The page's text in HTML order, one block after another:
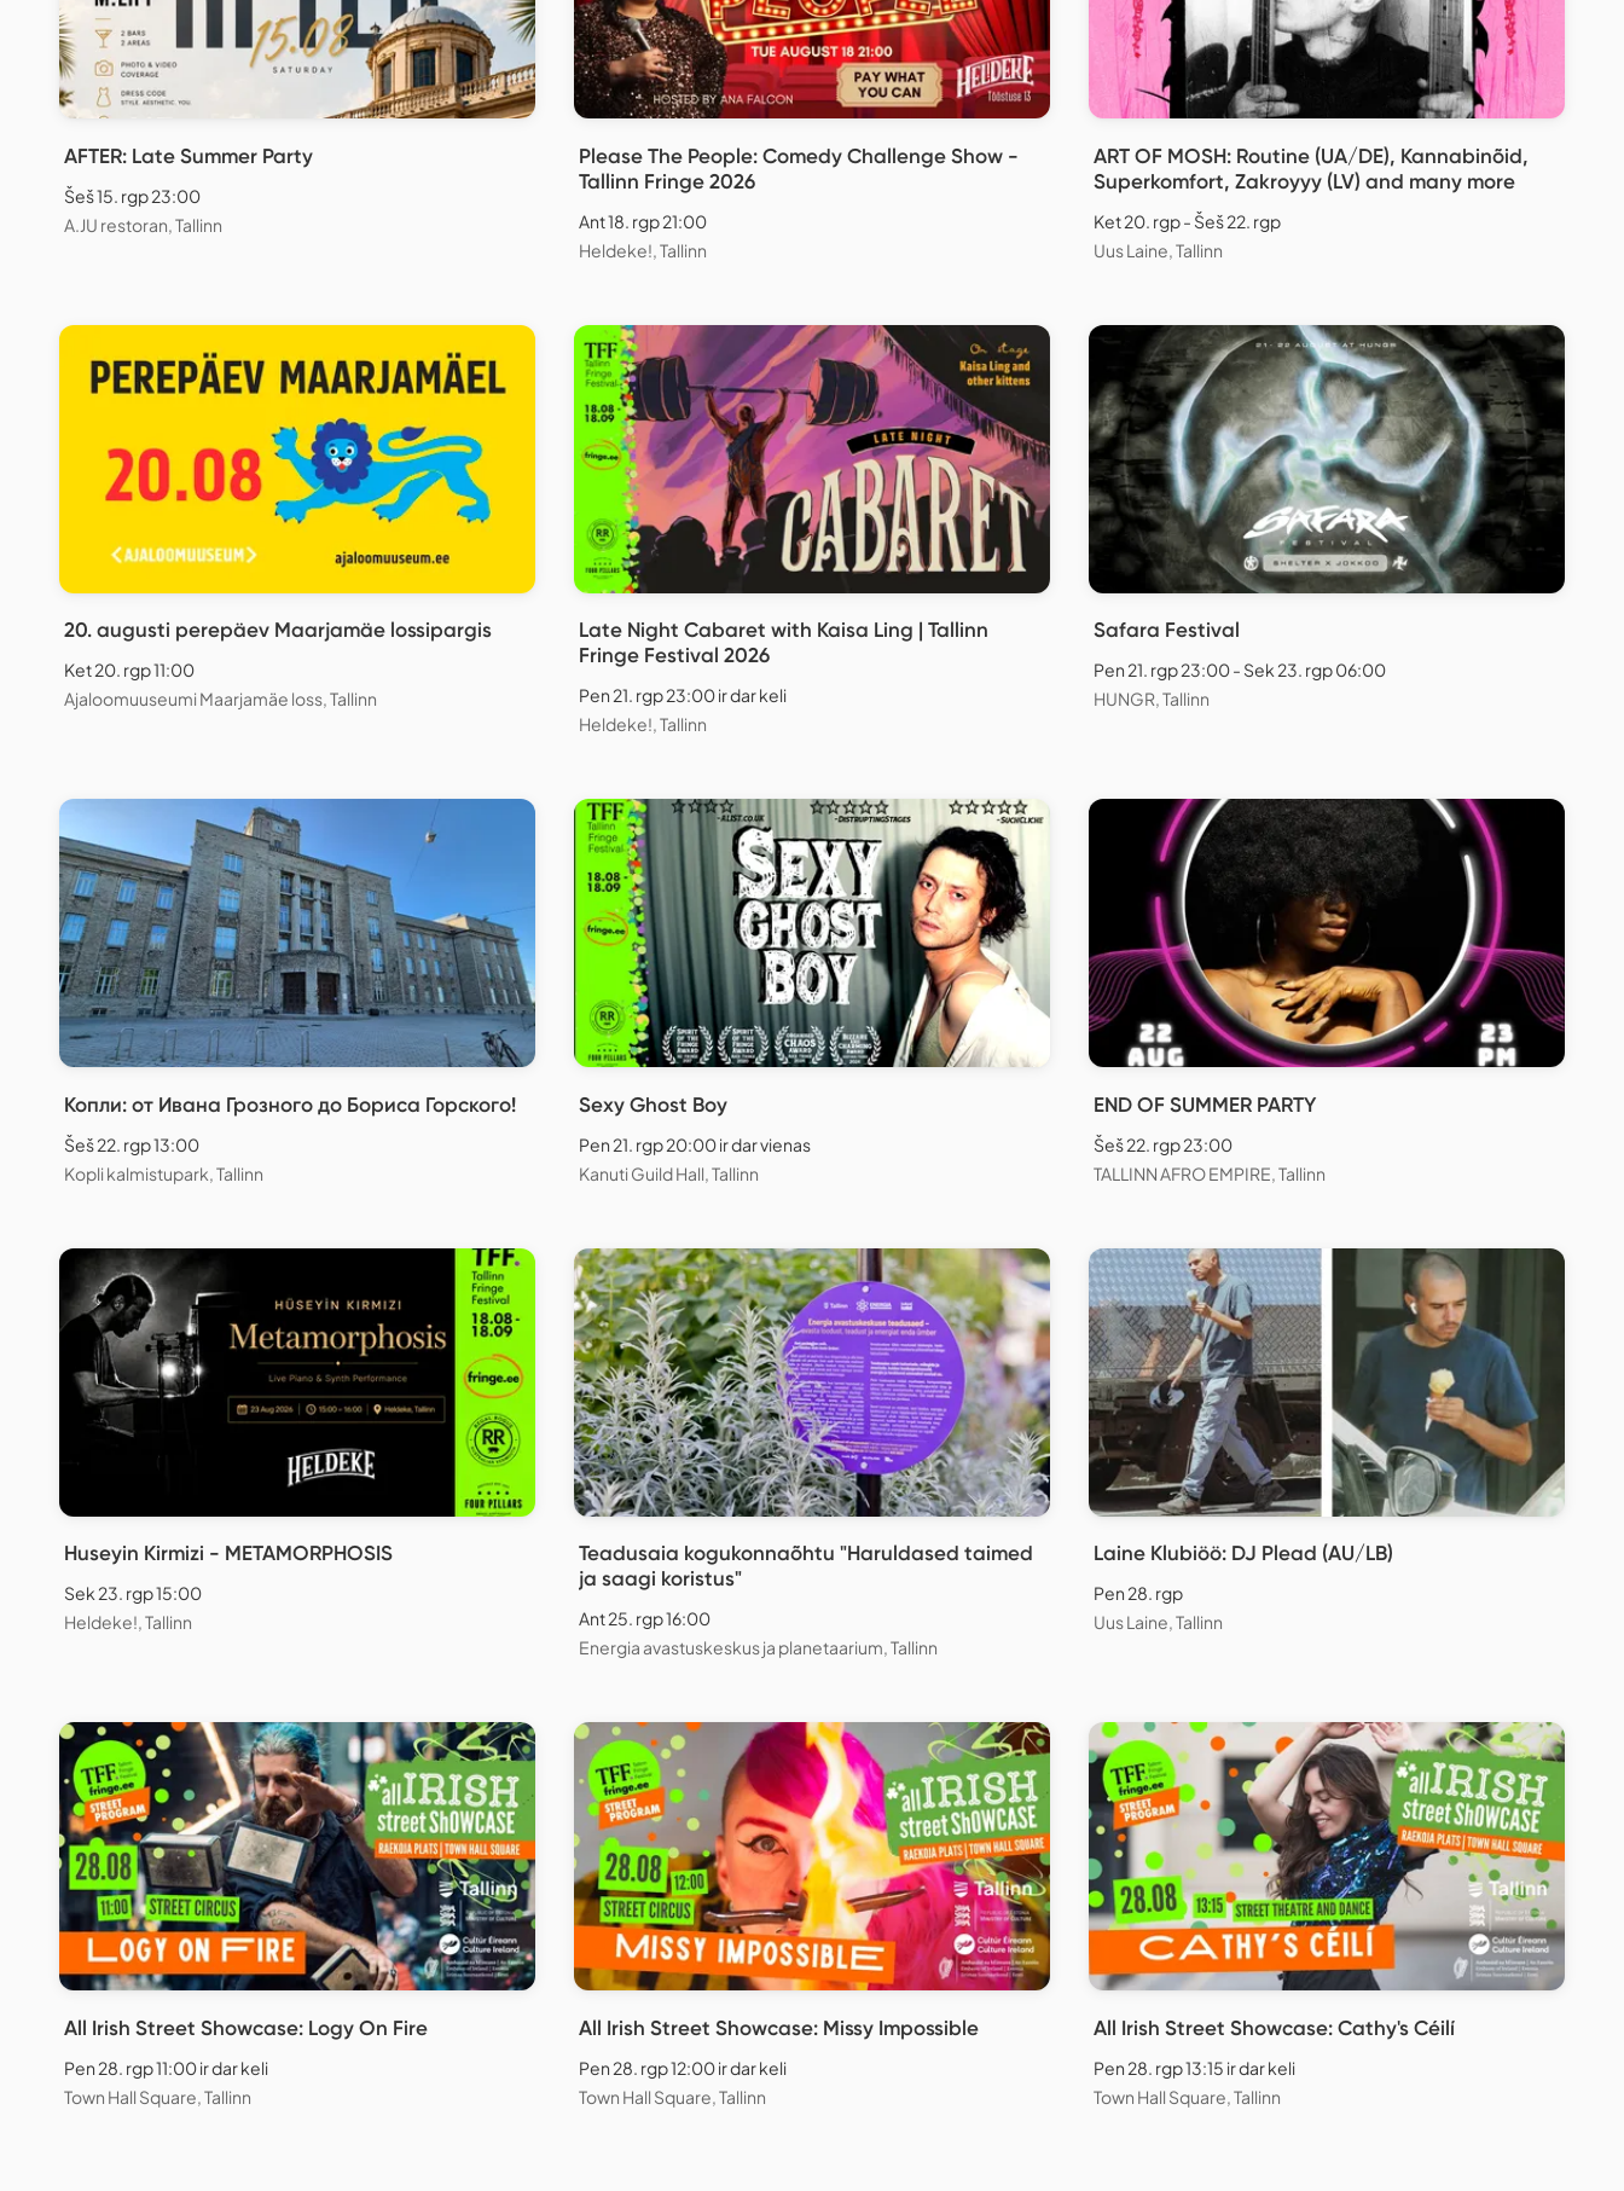
AFTER: Late Summer Party
Šeš 15. rgp 23:00
A.JU restoran, Tallinn
Please The People: Comedy Challenge Show -
Tallinn Fringe 2026
Ant 18. rgp 21:00
Heldeke!, Tallinn
ART OF MOSH: Routine (UA/DE), Kannabinõid,
Superkomfort, Zakroyyy (LV) and many more
Ket 20. rgp - Šeš 22. rgp
Uus Laine, Tallinn
20. augusti perepäev Maarjamäe lossipargis
Ket 20. rgp 11:00
Ajaloomuuseumi Maarjamäe loss, Tallinn
Late Night Cabaret with Kaisa Ling | Tallinn
Fringe Festival 2026
Pen 21. rgp 23:00 ir dar keli
Heldeke!, Tallinn
Safara Festival
Pen 21. rgp 23:00 - Sek 23. rgp 06:00
HUNGR, Tallinn
Копли: от Ивана Грозного до Бориса Горского!
Šeš 22. rgp 13:00
Kopli kalmistupark, Tallinn
Sexy Ghost Boy
Pen 21. rgp 20:00 ir dar vienas
Kanuti Guild Hall, Tallinn
END OF SUMMER PARTY
Šeš 22. rgp 23:00
TALLINN AFRO EMPIRE, Tallinn
Huseyin Kirmizi - METAMORPHOSIS
Sek 23. rgp 15:00
Heldeke!, Tallinn
Teadusaia kogukonnaõhtu "Haruldased taimed
ja saagi koristus"
Ant 25. rgp 16:00
Energia avastuskeskus ja planetaarium, Tallinn
Laine Klubiöö: DJ Plead (AU/LB)
Pen 28. rgp
Uus Laine, Tallinn
All Irish Street Showcase: Logy On Fire
Pen 28. rgp 11:00 ir dar keli
Town Hall Square, Tallinn
All Irish Street Showcase: Missy Impossible
Pen 28. rgp 12:00 ir dar keli
Town Hall Square, Tallinn
All Irish Street Showcase: Cathy's Céilí
Pen 28. rgp 13:15 ir dar keli
Town Hall Square, Tallinn